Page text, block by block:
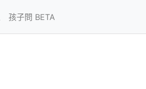
孩子問 BETA